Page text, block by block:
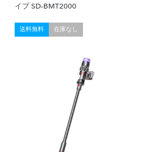
イプ SD-BMT2000
送料無料 在庫なし